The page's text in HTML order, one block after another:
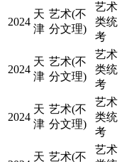
2024
天
津
艺术(不
分文理)
艺术
类统
考
2024
天
津
艺术(不
分文理)
艺术
类统
考
2024
天
津
艺术(不
分文理)
艺术
类统
考
天 艺术(不
艺术